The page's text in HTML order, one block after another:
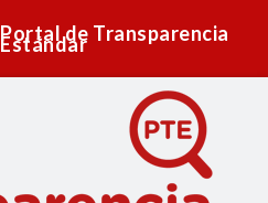
Portal de Transparencia
Estándar